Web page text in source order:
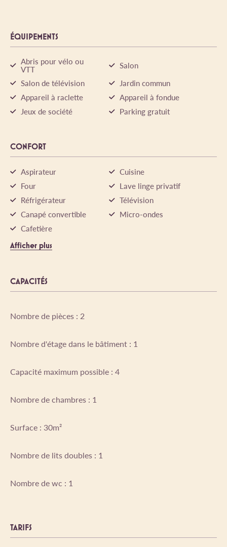
ÉQUIPEMENTS
Abris pour vélo ou
VTT
Salon
Salon de télévision
Jardin commun
Appareil à raclette
Appareil à fondue
Jeux de société
Parking gratuit
CONFORT
Aspirateur
Cuisine
Four
Lave linge privatif
Réfrigérateur
Télévision
Canapé convertible
Micro-ondes
Cafetière
Afficher plus
CAPACITÉS
Nombre de pièces : 2
Nombre d'étage dans le bâtiment : 1
Capacité maximum possible : 4
Nombre de chambres : 1
Surface : 30m²
Nombre de lits doubles : 1
Nombre de wc : 1
TARIFS